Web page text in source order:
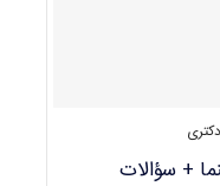
+ سؤالات